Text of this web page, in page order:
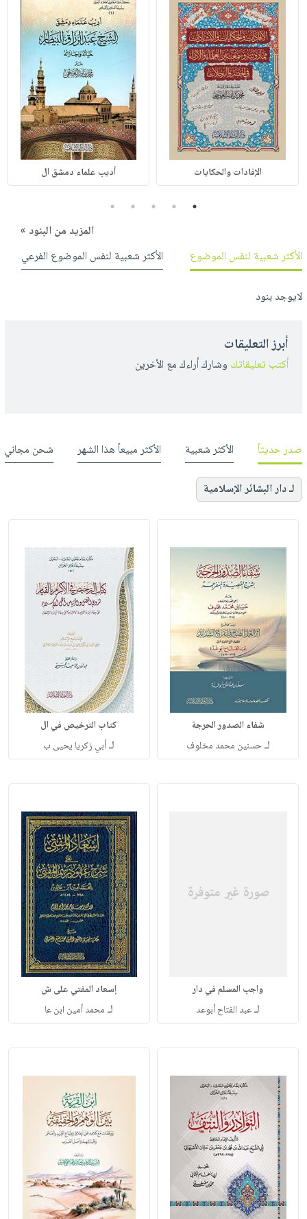
الإفادات والحكايات أديب علماء دمشق ال
1
2
3
4
5
المزيد من البنود »
الأكثر شعبية لنفس الموضوع
الأكثر شعبية لنفس الموضوع الفرعي
لايوجد بنود
أبرز التعليقات
أكتب تعليقاتك وشارك أراءك مع الأخرين
صدر حديثاً الأكثر شعبية الأكثر مبيعاً هذا الشهر شحن مجاني
لـ دار البشائر الإسلامية
شفاء الصدور الحرجة
لـحسنين محمد مخلوف
كتاب الترخيص في ال
لـأبي زكريا يحيى ب
واجب المسلم في دار
لـعبد الفتاح أبوعد
إسعاد المفتي على ش
لـ محمد أمين ابن عا